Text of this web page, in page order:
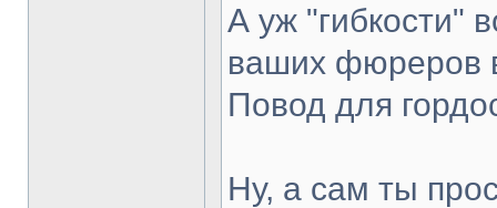
А уж "гибкости"
ваших фюреров
Повод для
Ну, а сам ты